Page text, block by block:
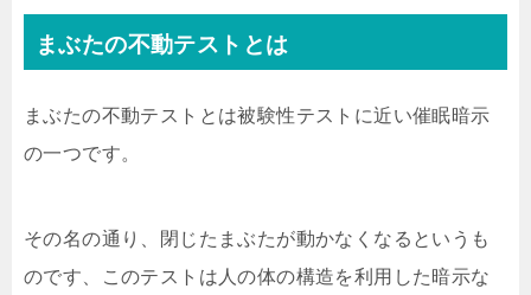
まぶたの不動テストとは
まぶたの不動テストとは被験性テストに近い催眠暗示
の一つです。
その名の通り、閉じたまぶたが動かなくなるというも
のです、このテストは人の体の構造を利用した暗示な